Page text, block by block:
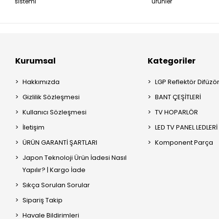
Kurumsal
Hakkımızda
Gizlilik Sözleşmesi
Kullanıcı Sözleşmesi
İletişim
ÜRÜN GARANTİ ŞARTLARI
Japon Teknoloji Ürün İadesi Nasıl
Yapılır? | Kargo İade
Sıkça Sorulan Sorular
Sipariş Takip
Havale Bildirimleri
Kategoriler
LGP Reflektör Difüzör
BANT ÇEŞİTLERİ
TV HOPARLÖR
LED TV PANEL LEDLERİ
Komponent Parça